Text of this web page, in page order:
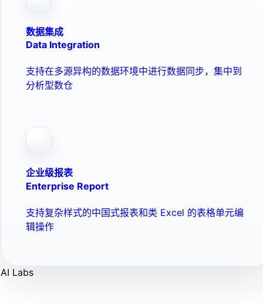
数据集成
Data Integration
支持在多源异构的数据环境中进行数据同步，集中到
分析型数仓
企业级报表
Enterprise Report
支持复杂样式的中国式报表和类 Excel 的表格单元编
辑操作
AI Labs